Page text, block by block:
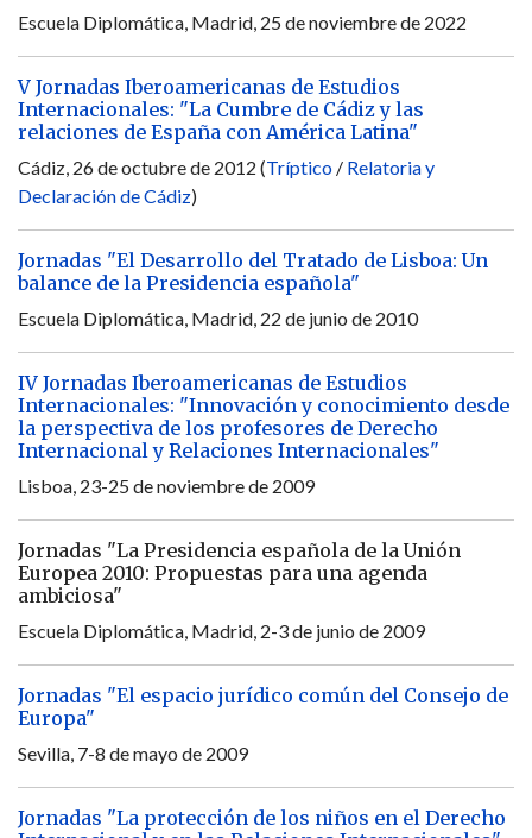
Escuela Diplomática, Madrid, 25 de noviembre de 2022
V Jornadas Iberoamericanas de Estudios
Internacionales: "La Cumbre de Cádiz y las
relaciones de España con América Latina"
Cádiz, 26 de octubre de 2012 (Tríptico / Relatoria y
Declaración de Cádiz)
Jornadas "El Desarrollo del Tratado de Lisboa: Un
balance de la Presidencia española"
Escuela Diplomática, Madrid, 22 de junio de 2010
IV Jornadas Iberoamericanas de Estudios
Internacionales: "Innovación y conocimiento desde
la perspectiva de los profesores de Derecho
Internacional y Relaciones Internacionales"
Lisboa, 23-25 de noviembre de 2009
Jornadas "La Presidencia española de la Unión
Europea 2010: Propuestas para una agenda
ambiciosa"
Escuela Diplomática, Madrid, 2-3 de junio de 2009
Jornadas "El espacio jurídico común del Consejo de
Europa"
Sevilla, 7-8 de mayo de 2009
Jornadas "La protección de los niños en el Derecho